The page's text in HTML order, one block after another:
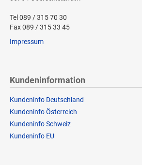
Tel 089 / 315 70 30
Fax 089 / 315 33 45
Impressum
Kundeninformation
Kundeninfo Deutschland
Kundeninfo Österreich
Kundeninfo Schweiz
Kundeninfo EU